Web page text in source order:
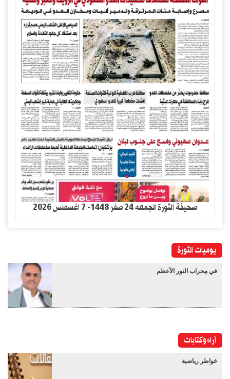
صحيفة الثورة الجمعه 24 صفر 1448- 7 اغسطس 2026
يوميات الثورة
في مِحراب النور الأعظم
آراء وكتابات
خواطر رياضية